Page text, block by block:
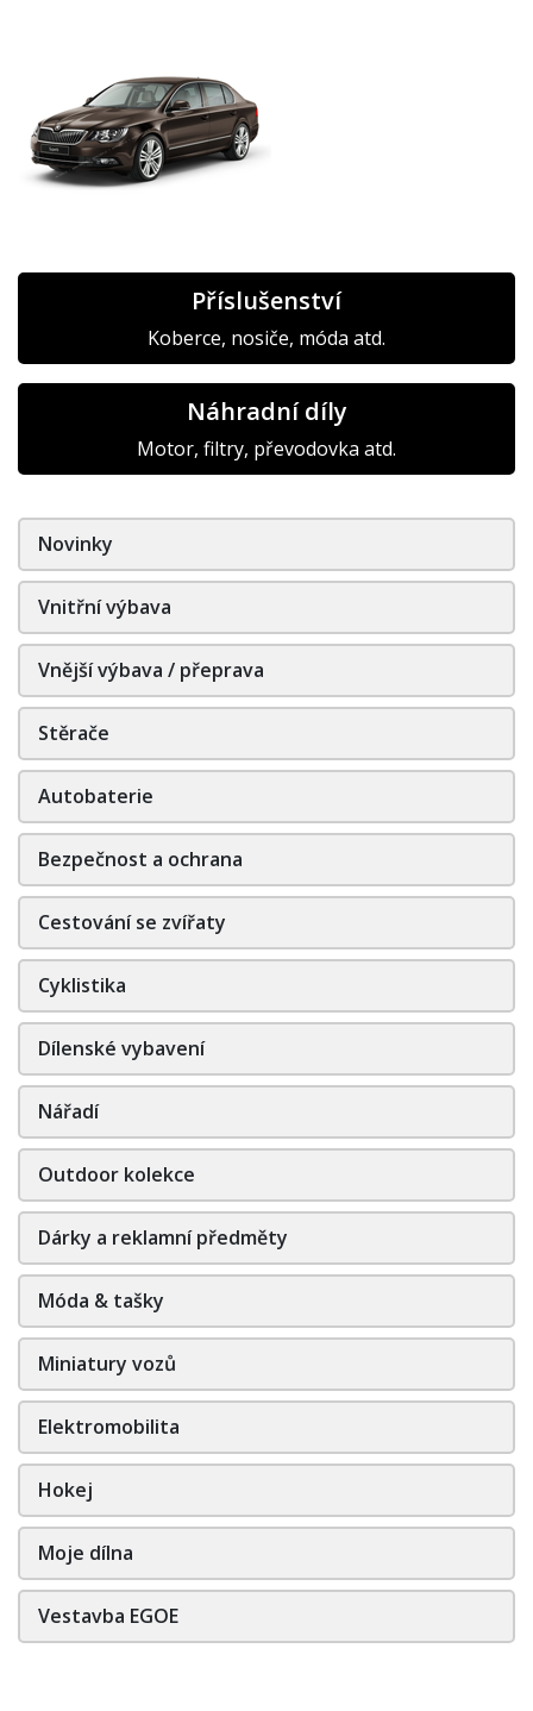
Příslušenství
Koberce, nosiče, móda atd.
Náhradní díly
Motor, filtry, převodovka atd.
Novinky
Vnitřní výbava
Vnější výbava / přeprava
Stěrače
Autobaterie
Bezpečnost a ochrana
Cestování se zvířaty
Cyklistika
Dílenské vybavení
Nářadí
Outdoor kolekce
Dárky a reklamní předměty
Móda & tašky
Miniatury vozů
Elektromobilita
Hokej
Moje dílna
Vestavba EGOE